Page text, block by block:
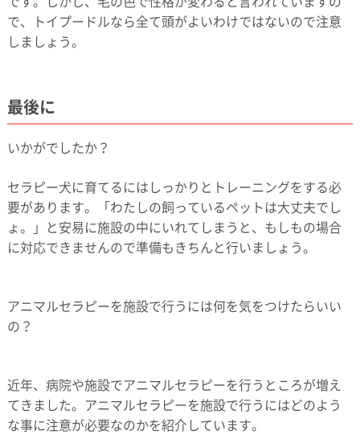
で、トイプードルなら全て頭がよいわけではないので注意
しましょう。
最後に
いかがでしたか？
セラピー犬に育てるにはしっかりとトレーニングをする必
要があります。「わたしの飼っているペットは大丈夫でし
ょ。」と安易に施設の中にいれてしまうと、もしもの場合
に対応できませんので準備もきちんと行いましょう。
アニマルセラピーを施設で行うには何を気をつけたらいい
の？
近年、病院や施設でアニマルセラピーを行うところが増え
てきました。アニマルセラピーを施設で行うにはどのよう
な事に注意が必要なのかを紹介しています。